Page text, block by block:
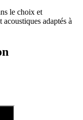
le choix et
adaptés à